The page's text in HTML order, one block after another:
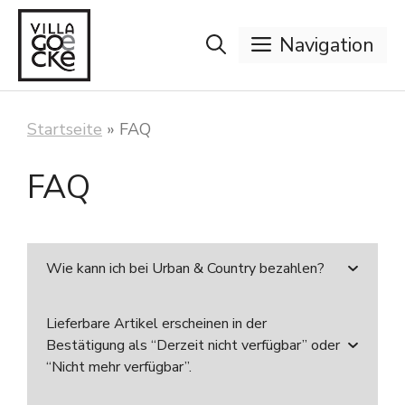
Zum
Inhalt
springen
Navigation
Startseite » FAQ
FAQ
Wie kann ich bei Urban & Country bezahlen?
Diese Zahlungsarten stehen Ihnen zur
Verfügung:
Lieferbare Artikel erscheinen in der
Bestätigung als “Derzeit nicht verfügbar” oder
“Nicht mehr verfügbar”.